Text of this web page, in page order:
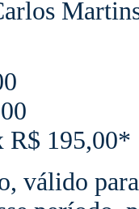
R$ 195,00*
válido